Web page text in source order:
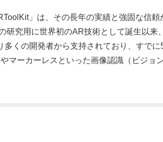
」は、その長年の実績と強固な信
研究用に世界初のAR技術として誕生以
多くの開発者から支持されており、すで
マーカーレスといった画像認識（ビジ